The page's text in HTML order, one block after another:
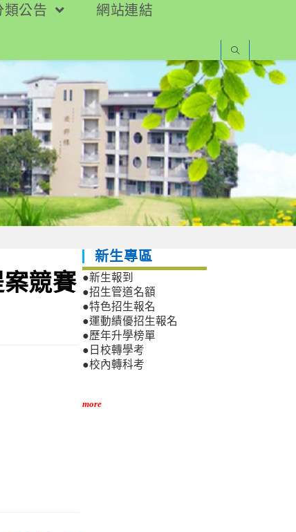
類公告
網站連結
競賽
新生專區
●新生報到
●招生管道名額
●特色招生報名
●運動績優招生報名
●歷年升學榜單
●日校轉學考
●校內轉科考
more